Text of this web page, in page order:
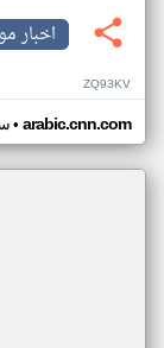
اخبار
ZQ93KV
• arabic.cnn.com